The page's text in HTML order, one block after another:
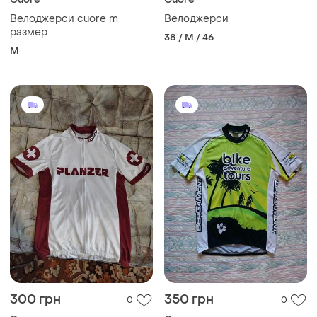
Велоджерси cuore m
размер
M
Велоджерси
38 / M / 46
300 грн 0 350 грн 0